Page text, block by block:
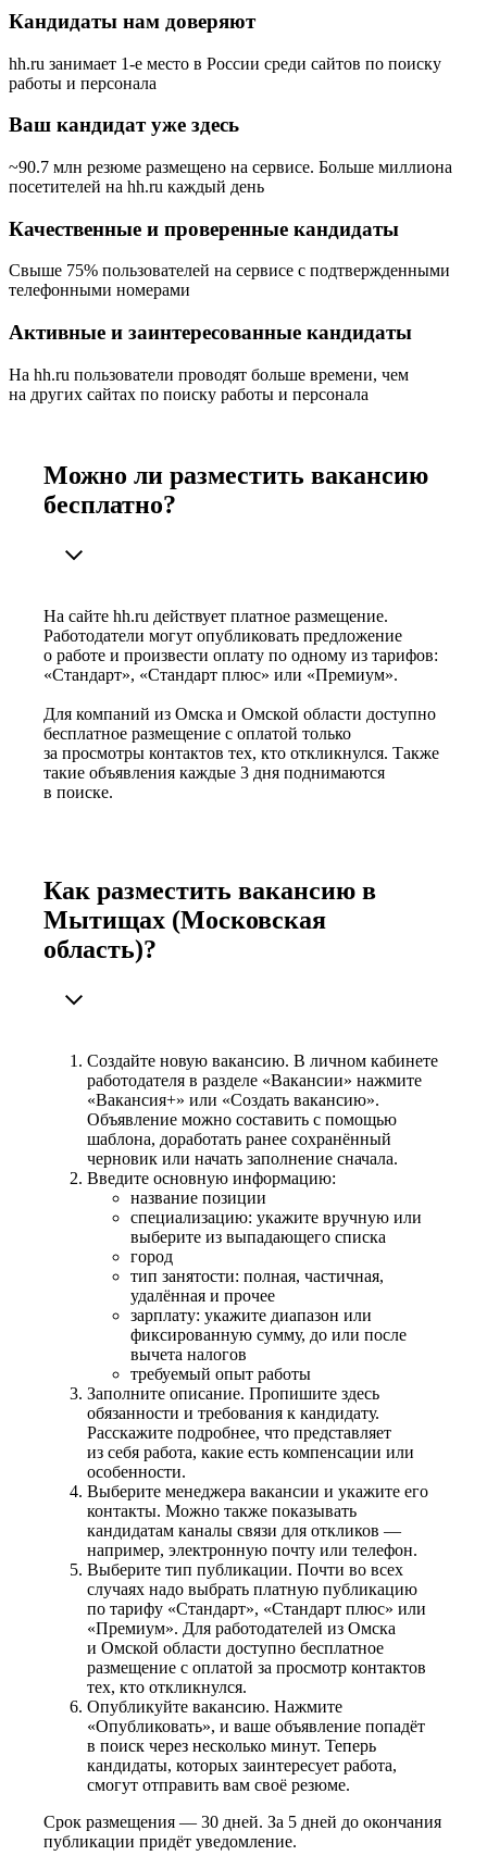
Кандидаты нам доверяют
hh.ru занимает 1-е место в России среди сайтов по поиску
работы и персонала
Ваш кандидат уже здесь
~90.7 млн резюме размещено на сервисе. Больше миллиона
посетителей на hh.ru каждый день
Качественные и проверенные кандидаты
Свыше 75% пользователей на сервисе с подтвержденными
телефонными номерами
Активные и заинтересованные кандидаты
На hh.ru пользователи проводят больше времени, чем
на других сайтах по поиску работы и персонала
Можно ли разместить вакансию
бесплатно?
На сайте hh.ru действует платное размещение.
Работодатели могут опубликовать предложение
о работе и произвести оплату по одному из тарифов:
«Стандарт», «Стандарт плюс» или «Премиум».
Для компаний из Омска и Омской области доступно
бесплатное размещение с оплатой только
за просмотры контактов тех, кто откликнулся. Также
такие объявления каждые 3 дня поднимаются
в поиске.
Как разместить вакансию в
Мытищах (Московская
область)?
Создайте новую вакансию. В личном кабинете
работодателя в разделе «Вакансии» нажмите
«Вакансия+» или «Создать вакансию».
Объявление можно составить с помощью
шаблона, доработать ранее сохранённый
черновик или начать заполнение сначала.
Введите основную информацию:
название позиции
специализацию: укажите вручную или
выберите из выпадающего списка
город
тип занятости: полная, частичная,
удалённая и прочее
зарплату: укажите диапазон или
фиксированную сумму, до или после
вычета налогов
требуемый опыт работы
Заполните описание. Пропишите здесь
обязанности и требования к кандидату.
Расскажите подробнее, что представляет
из себя работа, какие есть компенсации или
особенности.
Выберите менеджера вакансии и укажите его
контакты. Можно также показывать
кандидатам каналы связи для откликов —
например, электронную почту или телефон.
Выберите тип публикации. Почти во всех
случаях надо выбрать платную публикацию
по тарифу «Стандарт», «Стандарт плюс» или
«Премиум». Для работодателей из Омска
и Омской области доступно бесплатное
размещение с оплатой за просмотр контактов
тех, кто откликнулся.
Опубликуйте вакансию. Нажмите
«Опубликовать», и ваше объявление попадёт
в поиск через несколько минут. Теперь
кандидаты, которых заинтересует работа,
смогут отправить вам своё резюме.
Срок размещения — 30 дней. За 5 дней до окончания
публикации придёт уведомление.